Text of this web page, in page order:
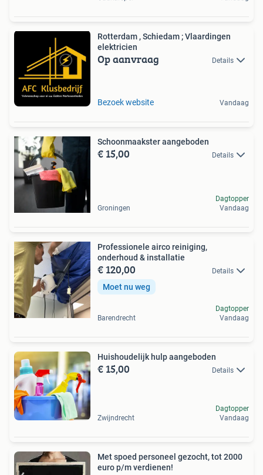
Rotterdam , Schiedam ; Vlaardingen
elektricien
Op aanvraag Details
Bezoek website Vandaag
Schoonmaakster aangeboden
€ 15,00 Details
Groningen
Dagtopper
Vandaag
Professionele airco reiniging,
onderhoud & installatie
€ 120,00 Details
Moet nu weg
Barendrecht
Dagtopper
Vandaag
Huishoudelijk hulp aangeboden
€ 15,00 Details
Zwijndrecht
Dagtopper
Vandaag
Met spoed personeel gezocht, tot 2000
euro p/m verdienen!